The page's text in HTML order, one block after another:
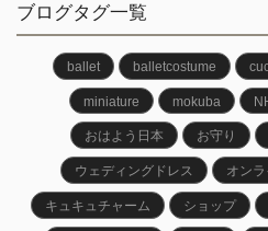
ブログタグ一覧
ballet balletcostume
miniature mokuba
おはよう日本 お守り
ウェディングドレス オン
キュキュチャーム ショップ